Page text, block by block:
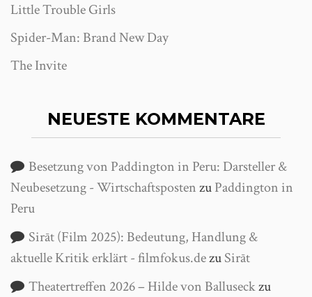
Little Trouble Girls
Spider-Man: Brand New Day
The Invite
NEUESTE KOMMENTARE
Besetzung von Paddington in Peru: Darsteller &
Neubesetzung - WirtschaftspostenzuPaddington in
Peru
Sirāt (Film 2025): Bedeutung, Handlung &
aktuelle Kritik erklärt - filmfokus.dezuSirāt
Theatertreffen 2026 – Hilde von Balluseckzu